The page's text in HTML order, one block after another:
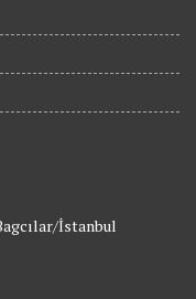
İstanbul